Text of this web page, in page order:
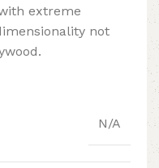
extreme
not
N/A